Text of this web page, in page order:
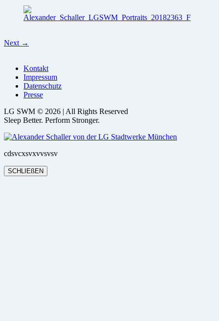
Next →
Kontakt
Impressum
Datenschutz
Presse
LG SWM © 2026 | All Rights Reserved
Sleep Better. Perform Stronger.
cdsvcxsvxvvsvsv
SCHLIEßEN